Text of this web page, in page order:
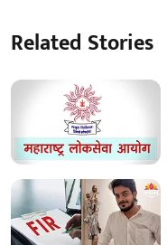
Related Stories